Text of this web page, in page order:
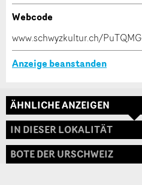
* Eingabe erforderlich
* Eingabe erforderlich
Adresse
Webcode
www.schwyzkultur.ch/PuTQMG
Anzeige beanstanden
ÄHNLICHE ANZEIGEN
IN DIESER LOKALITÄT
BOTE DER URSCHWEIZ